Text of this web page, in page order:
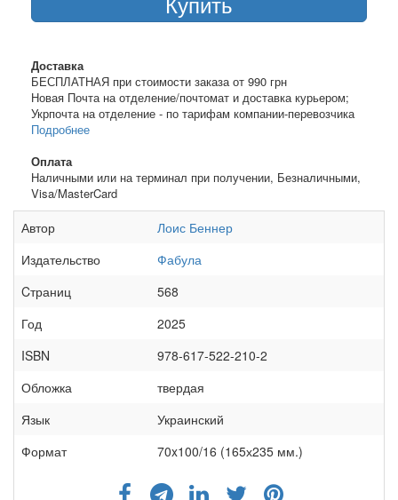
Доставка
БЕСПЛАТНАЯ при стоимости заказа от 990 грн
Новая Почта на отделение/почтомат и доставка курьером;
Укрпочта на отделение - по тарифам компании-перевозчика
Подробнее
Оплата
Наличными или на терминал при получении, Безналичными,
Visa/MasterCard
Автор
Лоис Беннер
Издательство
Фабула
Cтраниц
568
Год
2025
ISBN
978-617-522-210-2
Обложка
твердая
Язык
Украинский
Формат
70x100/16 (165х235 мм.)